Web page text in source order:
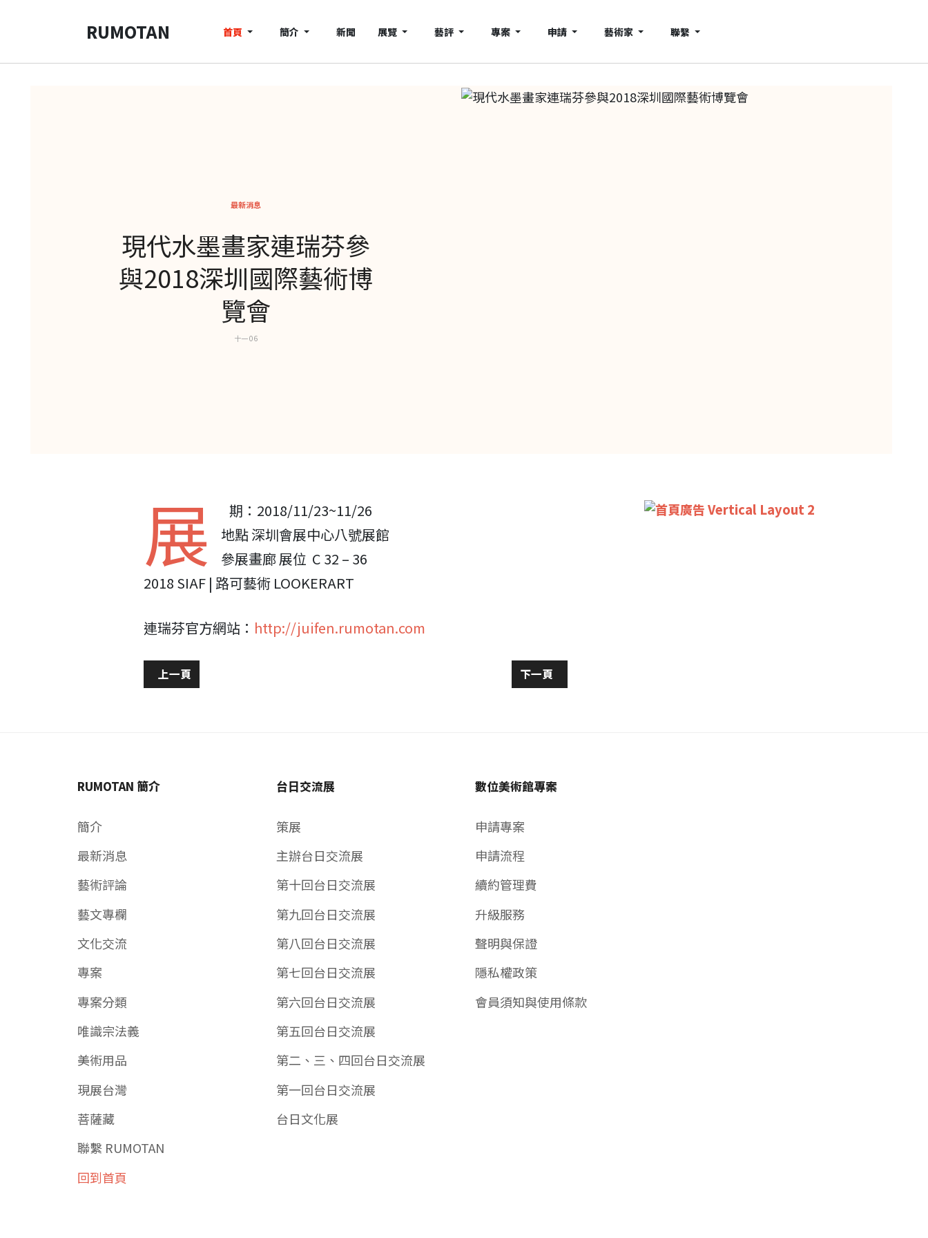
RUMOTAN 首頁 簡介 新聞 展覽 藝評 專案 申請 藝術家 聯繫
最新消息
現代水墨畫家連瑞芬參
與2018深圳國際藝術博
覽會
十一 06
展
期：2018/11/23~11/26
地點 深圳會展中心八號展館
參展畫廊 展位 C 32 – 36
2018 SIAF | 路可藝術 LOOKERART
連瑞芬官方網站： http://juifen.rumotan.com
上一篇文章: 張松蓮 六心方圓 台灣國寶牛樟芝藝術聯展
上一頁 下一篇文章: 2018年崑曲年度展演「幽蘭雅韵」清唱音樂會
下一頁
RUMOTAN 簡介
簡介
最新消息
藝術評論
藝文專欄
文化交流
專案
專案分類
唯識宗法義
美術用品
現展台灣
菩薩藏
聯繫 RUMOTAN
回到首頁
台日交流展
策展
主辦台日交流展
第十回台日交流展
第九回台日交流展
第八回台日交流展
第七回台日交流展
第六回台日交流展
第五回台日交流展
第二、三、四回台日交流展
第一回台日交流展
台日文化展
數位美術館專案
申請專案
申請流程
續約管理費
升級服務
聲明與保證
隱私權政策
會員須知與使用條款